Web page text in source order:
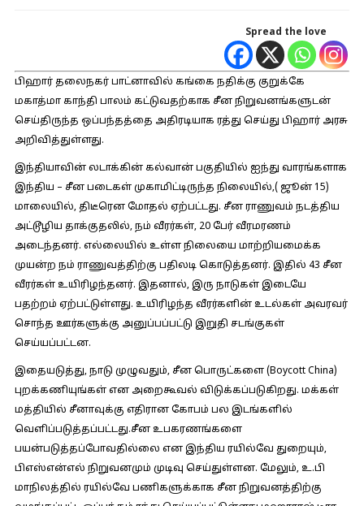
Spread the love
பிஹார் தலைநகர் பாட்னாவில் கங்கை நதிக்கு குறுக்கே
மகாத்மா காந்தி பாலம் கட்டுவதற்காக சீன நிறுவனங்களுடன்
செய்திருந்த ஒப்பந்தத்தை அதிரடியாக ரத்து செய்து பிஹார் அரசு
அறிவித்துள்ளது.
இந்தியாவின் லடாக்கின் கல்வான் பகுதியில் ஐந்து வாரங்களாக
இந்திய – சீன படைகள் முகாமிட்டிருந்த நிலையில்,( ஜூன் 15)
மாலையில், திடீரென மோதல் ஏற்பட்டது. சீன ராணுவம் நடத்திய
அட்டூழிய தாக்குதலில், நம் வீரர்கள், 20 பேர் வீரமரணம்
அடைந்தனர். எல்லையில் உள்ள நிலையை மாற்றியமைக்க
முயன்ற நம் ராணுவத்திற்கு பதிலடி கொடுத்தனர். இதில் 43 சீன
வீரர்கள் உயிரிழந்தனர். இதனால், இரு நாடுகள் இடையே
பதற்றம் ஏற்பட்டுள்ளது. உயிரிழந்த வீரர்களின் உடல்கள் அவரவர்
சொந்த ஊர்களுக்கு அனுப்பப்பட்டு இறுதி சடங்குகள்
செய்யப்பட்டன.
இதையடுத்து, நாடு முழுவதும், சீன பொருட்களை (Boycott China)
புறக்கணியுங்கள் என அறைகூவல் விடுக்கப்படுகிறது. மக்கள்
மத்தியில் சீனாவுக்கு எதிரான கோபம் பல இடங்களில்
வெளிப்படுத்தப்பட்டது.சீன உபகரணங்களை
பயன்படுத்தப்போவதில்லை என இந்திய ரயில்வே துறையும்,
பிஎஸ்என்எல் நிறுவனமும் முடிவு செய்துள்ளன. மேலும், உ.பி
மாநிலத்தில் ரயில்வே பணிகளுக்காக சீன நிறுவனத்திற்கு